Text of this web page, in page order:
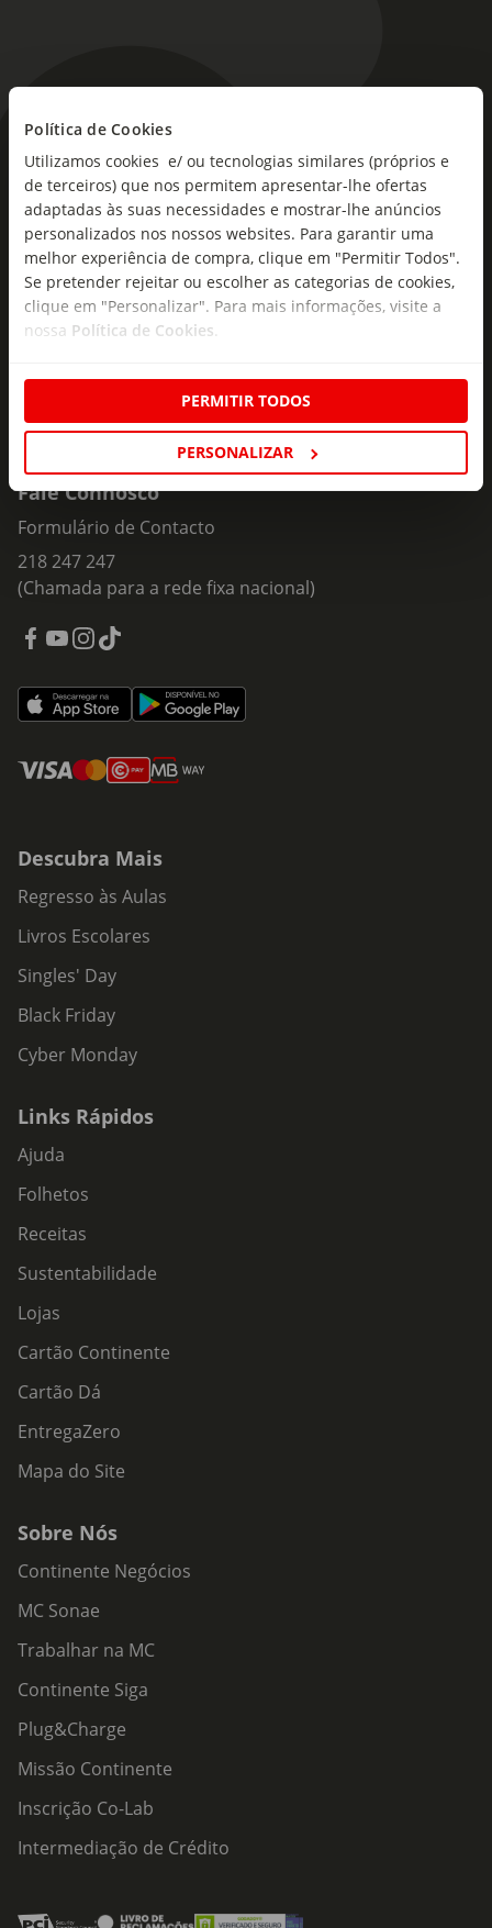
Política de Cookies
Utilizamos cookies e/ ou tecnologias similares (próprios e
de terceiros) que nos permitem apresentar-lhe ofertas
adaptadas às suas necessidades e mostrar-lhe anúncios
personalizados nos nossos websites. Para garantir uma
melhor experiência de compra, clique em "Permitir Todos".
Se pretender rejeitar ou escolher as categorias de cookies,
clique em "Personalizar". Para mais informações, visite a
nossa Política de Cookies
PERMITIR TODOS
PERSONALIZAR
As novidades mais frescas no
seu e-mail!
Subscreva e descubra campanhas exclusivas,
ofertas e novidades para si.
Insira o seu e-
mail
Subscrever
Fale Connosco
Formulário de Contacto
218 247 247
(Chamada para a rede fixa nacional)
Descubra Mais
Regresso às Aulas
Livros Escolares
Singles' Day
Black Friday
Cyber Monday
Links Rápidos
Ajuda
Folhetos
Receitas
Sustentabilidade
Lojas
Cartão Continente
Cartão Dá
EntregaZero
Mapa do Site
Sobre Nós
Continente Negócios
MC Sonae
Trabalhar na MC
Continente Siga
Plug&Charge
Missão Continente
Inscrição Co-Lab
Intermediação de Crédito